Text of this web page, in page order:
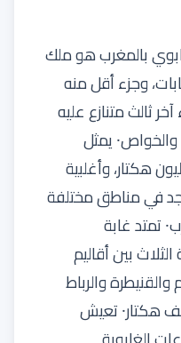
بالمغرب هو ملك
وجزء أقل منه
ثالث متنازع عليه
والخواص⸱ يمثل
الغابوي حوالي 19 مليون هكتار، وأغلبية
في مناطق مختلفة
تمتد غابة
بين أقاليم
والرباط
مساحتها حوالي 130 ألف هكتار⸱ تعيش